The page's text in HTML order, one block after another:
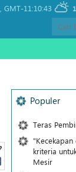
GMT-11:10:43
Populer
Teras
kriteria
Mesir